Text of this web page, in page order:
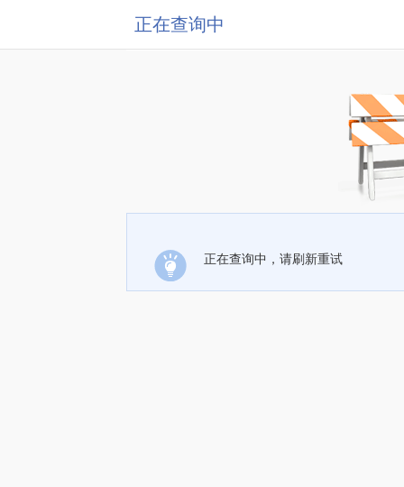
正在查询中
正在查询中，请刷新重试